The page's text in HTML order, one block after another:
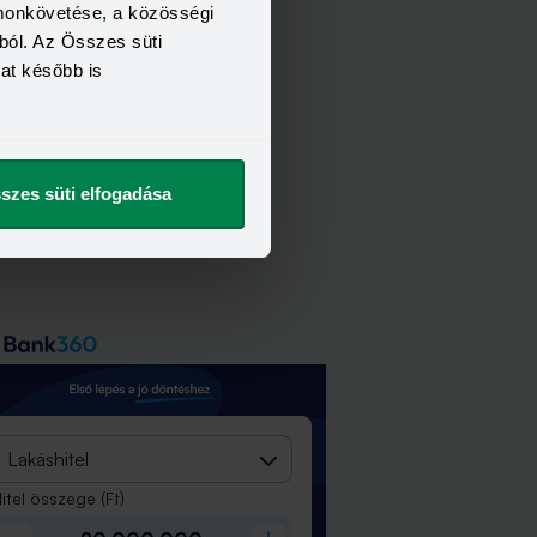
a közösségi
Az Összes süti
később is
süti elfogadása
Lakáshitel
összege (Ft)